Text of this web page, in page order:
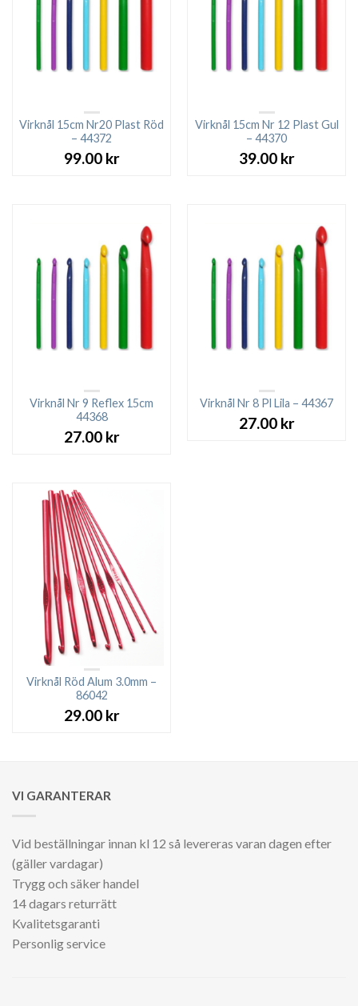
Virknål 15cm Nr20 Plast Röd
– 44372
99.00 kr
Virknål 15cm Nr 12 Plast Gul
– 44370
39.00 kr
Virknål Nr 9 Reflex 15cm
44368
27.00 kr
Virknål Nr 8 Pl Lila – 44367
27.00 kr
Virknål Röd Alum 3.0mm –
86042
29.00 kr
VI GARANTERAR
Vid beställningar innan kl 12 så levereras varan dagen efter
(gäller vardagar)
Trygg och säker handel
14 dagars returrätt
Kvalitetsgaranti
Personlig service